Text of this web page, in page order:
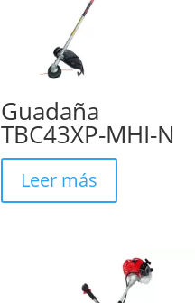
Guadaña
TBC43XP-MHI-N
Leer más